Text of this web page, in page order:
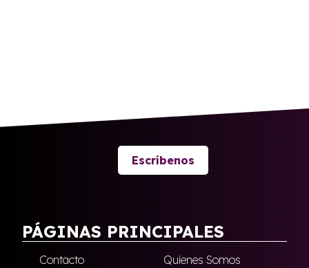
Escríbenos
PÁGINAS PRINCIPALES
Contacto
Quienes Somos